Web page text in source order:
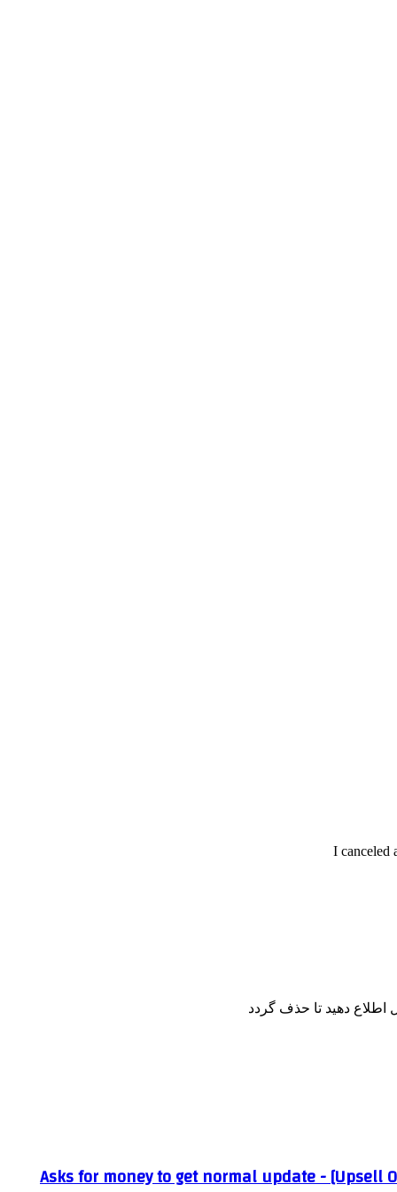
I canceled
دهید تا حذف گردد
Asks for money to get normal update - [Upsell